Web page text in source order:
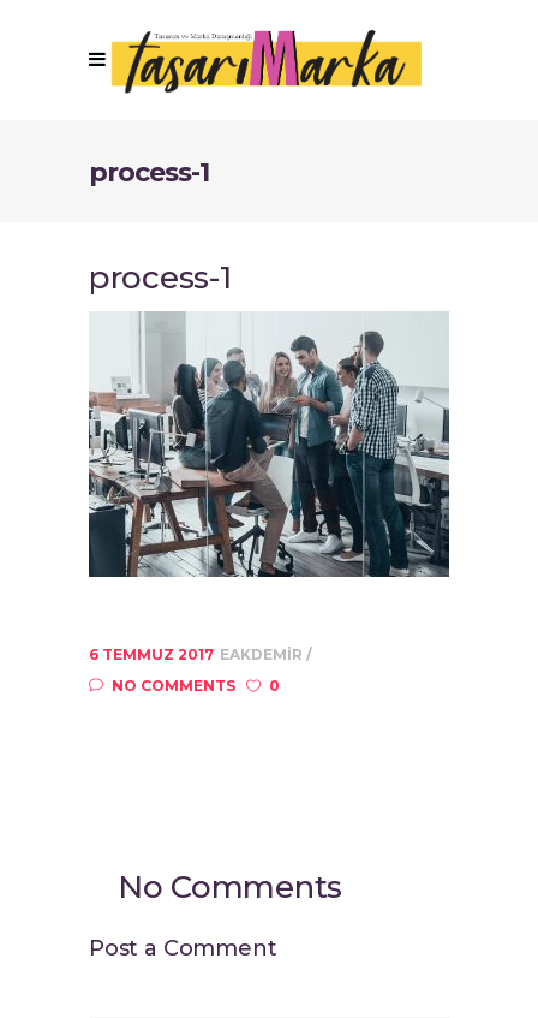
process-1
process-1
6 TEMMUZ 2017 EAKDEMIR
NO COMMENTS
0
No Comments
Post a Comment